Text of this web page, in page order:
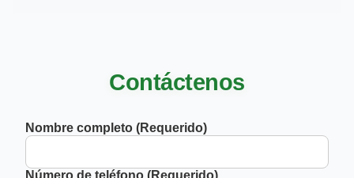
Contáctenos
Nombre completo (Requerido)